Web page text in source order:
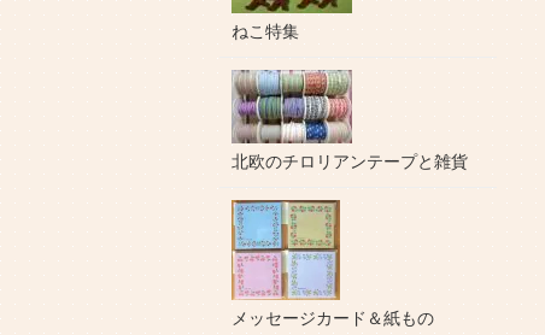
ねこ特集
北欧のチロリアンテープと雑貨
メッセージカード＆紙もの